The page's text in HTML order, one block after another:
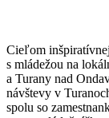
Cieľom
s mládežou na
a Turany nad
návštevy v
spolu so